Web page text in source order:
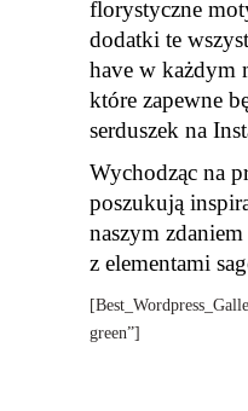
florystyczne
dodatki te
have w każdym
które zapewne
serduszek na
Wychodząc na
poszukują
naszym
z elementami
green”]